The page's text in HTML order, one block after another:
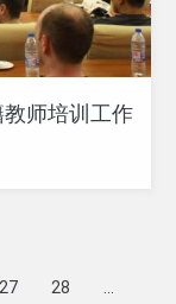
师培训工作
27 28